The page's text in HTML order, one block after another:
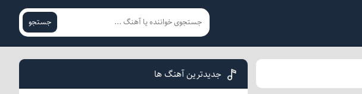
جستجو
جدیدترین آهنگ ها